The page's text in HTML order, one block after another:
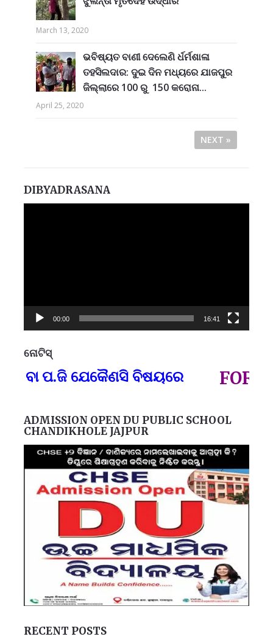
March 13, 2020
ଭବିଷ୍ୟତ ବାଣୀ ଦେଲେଣି ର୍ଧର୍ମଶାଳା
ତହସିଲଦାର: ଦୁଇ ଦିନ ମଧ୍ୟରେ ଯାଜପୁର
ଜିଲ୍ଲାରେ 100 ରୁ 150 କରୋନା...
April 25, 2020
NEXT »
DIBYADRASANA
00:00 16:41
ନୋଟିସ୍
ପ.ଜି ଯେକୈଣସି ବିଷୟରେ FOR
ADMISSION OPEN DU PUBLIC SCHOOL
CHANDIKHOLE JAJPUR
RECENT POSTS